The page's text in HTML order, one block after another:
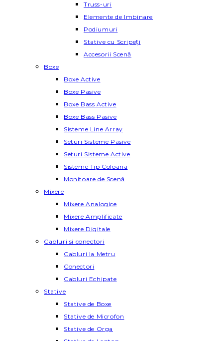
Truss-uri
Elemente de Imbinare
Podiumuri
Stative cu Scripeți
Accesorii Scenă
Boxe
Boxe Active
Boxe Pasive
Boxe Bass Active
Boxe Bass Pasive
Sisteme Line Array
Seturi Sisteme Pasive
Seturi Sisteme Active
Sisteme Tip Coloana
Monitoare de Scenă
Mixere
Mixere Analogice
Mixere Amplificate
Mixere Digitale
Cabluri si conectori
Cabluri la Metru
Conectori
Cabluri Echipate
Stative
Stative de Boxe
Stative de Microfon
Stative de Orga